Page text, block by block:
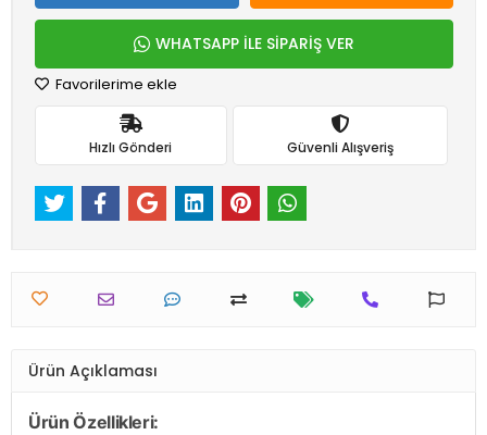
WHATSAPP İLE SİPARİŞ VER
Favorilerime ekle
Hızlı Gönderi Güvenli Alışveriş
Ürün Açıklaması
Ürün Özellikleri: